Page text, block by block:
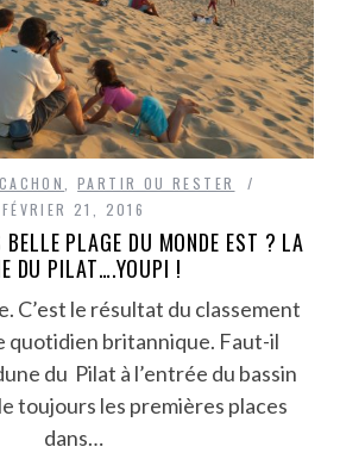
,PARTIR OU RESTER
FÉVRIER 21, 2016
PLAGE DU MONDE EST ? LA
DU PILAT….YOUPI !
C’est le résultat du classement
quotidien britannique. Faut-il
du Pilat à l’entrée du bassin
toujours les premières places
dans…